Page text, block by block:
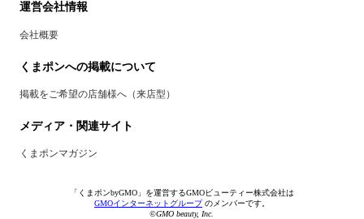
運営会社情報
会社概要
くまポンへの掲載について
掲載をご希望の店舗様へ（来店型）
メディア・関連サイト
くまポンマガジン
「くまポンbyGMO」を運営するGMOビューティー株式会社は
GMOインターネットグループのメンバーです。
©GMO beauty, Inc.